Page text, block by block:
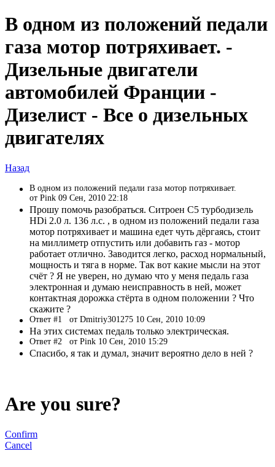
В одном из положений педали
газа мотор потряхивает. -
Дизельные двигатели
автомобилей Франции -
Дизелист - Все о дизельных
двигателях
Назад
В одном из положений педали газа мотор потряхивает.
от Pink 09 Сен, 2010 22:18
Прошу помочь разобраться. Ситроен С5 турбодизель
HDi 2.0 л. 136 л.с. , в одном из положений педали газа
мотор потряхивает и машина едет чуть дёргаясь, стоит
на миллиметр отпустить или добавить газ - мотор
работает отлично. Заводится легко, расход нормальный,
мощность и тяга в норме. Так вот какие мысли на этот
счёт ? Я не уверен, но думаю что у меня педаль газа
электронная и думаю неисправность в ней, может
контактная дорожка стёрта в одном положении ? Что
скажите ?
Ответ #1 от Dmitriy301275 10 Сен, 2010 10:09
На этих системах педаль только электрическая.
Ответ #2 от Pink 10 Сен, 2010 15:29
Спасибо, я так и думал, значит вероятно дело в ней ?
Are you sure?
Confirm
Cancel